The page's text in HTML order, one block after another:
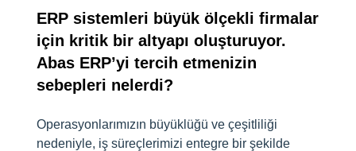
ERP sistemleri büyük ölçekli firmalar
için kritik bir altyapı oluşturuyor.
Abas ERP’yi tercih etmenizin
sebepleri nelerdi?
Operasyonlarımızın büyüklüğü ve çeşitliliği
nedeniyle, iş süreçlerimizi entegre bir şekilde